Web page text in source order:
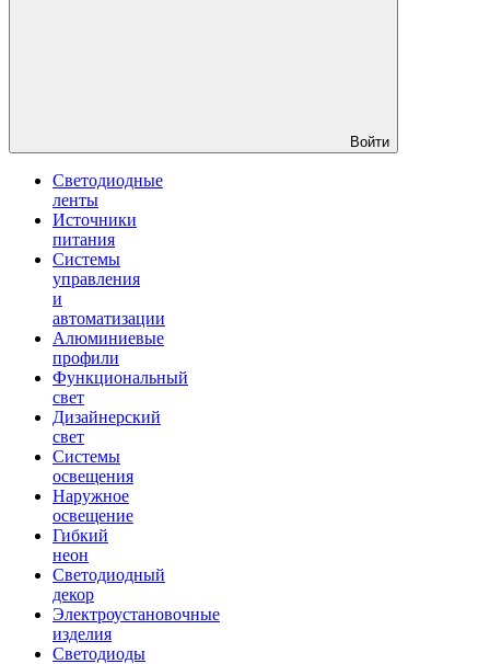
Войти
Светодиодные
ленты
Источники
питания
Системы
управления
и
автоматизации
Алюминиевые
профили
Функциональный
свет
Дизайнерский
свет
Системы
освещения
Наружное
освещение
Гибкий
неон
Светодиодный
декор
Электроустановочные
изделия
Светодиоды